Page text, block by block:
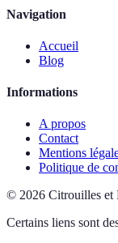
Navigation
Accueil
Blog
Informations
A propos
Contact
Mentions
Politique de
© 2026 Citrouilles et
Certains liens sont